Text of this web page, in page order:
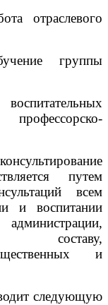
отраслевого
группы
путем
всем
и воспитании
составу,
и
следующую